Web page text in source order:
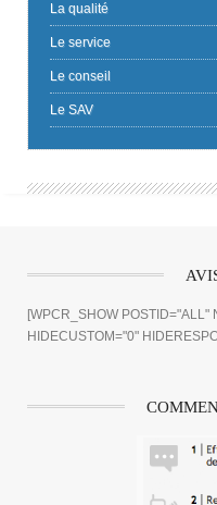
La qualité
Le service
Le conseil
Le SAV
[WPCR_SHOW POSTID="ALL"
HIDECUSTOM="0"